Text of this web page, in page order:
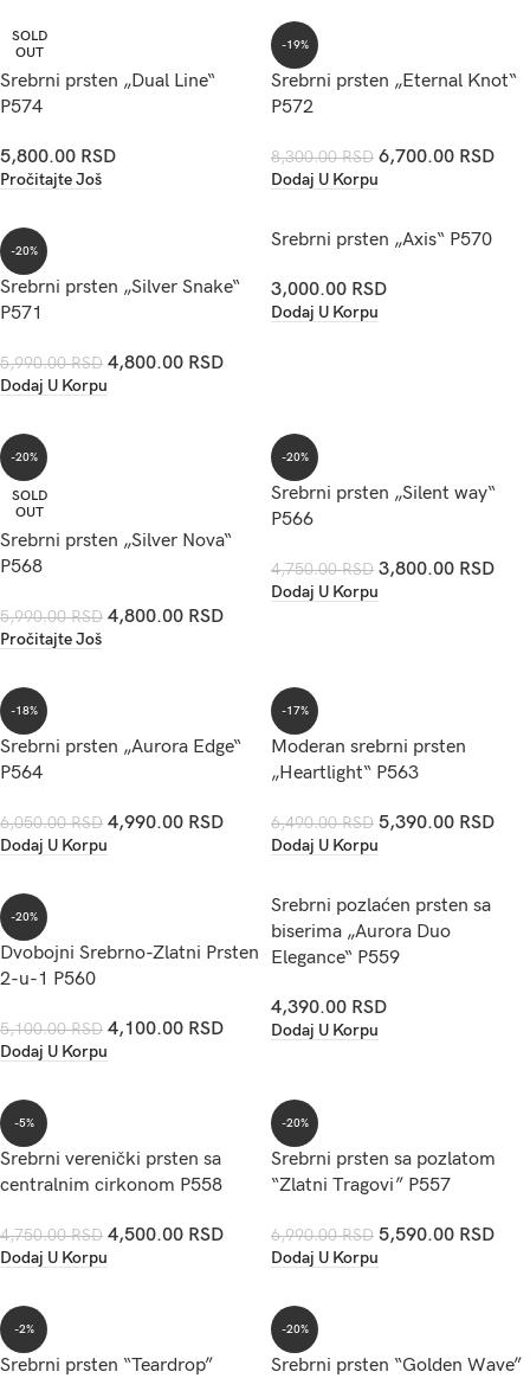
SOLD
OUT
Srebrni prsten „Dual Line“
P574
5,800.00 RSD
Pročitajte Još
-19%
Srebrni prsten „Eternal Knot“
P572
8,300.00RSD 6,700.00 RSD
Dodaj U Korpu
-20%
Srebrni prsten „Silver Snake“
P571
5,990.00RSD 4,800.00 RSD
Dodaj U Korpu
Srebrni prsten „Axis“ P570
3,000.00 RSD
Dodaj U Korpu
-20%
SOLD
OUT
Srebrni prsten „Silver Nova“
P568
5,990.00RSD 4,800.00 RSD
Pročitajte Još
-20%
Srebrni prsten „Silent way“
P566
4,750.00RSD 3,800.00 RSD
Dodaj U Korpu
-18%
Srebrni prsten „Aurora Edge“
P564
6,050.00RSD 4,990.00 RSD
Dodaj U Korpu
-17%
Moderan srebrni prsten
„Heartlight“ P563
6,490.00RSD 5,390.00 RSD
Dodaj U Korpu
-20%
Dvobojni Srebrno-Zlatni Prsten
2-u-1 P560
5,100.00RSD 4,100.00 RSD
Dodaj U Korpu
Srebrni pozlaćen prsten sa
biserima „Aurora Duo
Elegance“ P559
4,390.00 RSD
Dodaj U Korpu
-5%
Srebrni verenički prsten sa
centralnim cirkonom P558
4,750.00RSD 4,500.00 RSD
Dodaj U Korpu
-20%
Srebrni prsten sa pozlatom
“Zlatni Tragovi” P557
6,990.00RSD 5,590.00 RSD
Dodaj U Korpu
-2%
Srebrni prsten “Teardrop”
-20%
Srebrni prsten “Golden Wave”